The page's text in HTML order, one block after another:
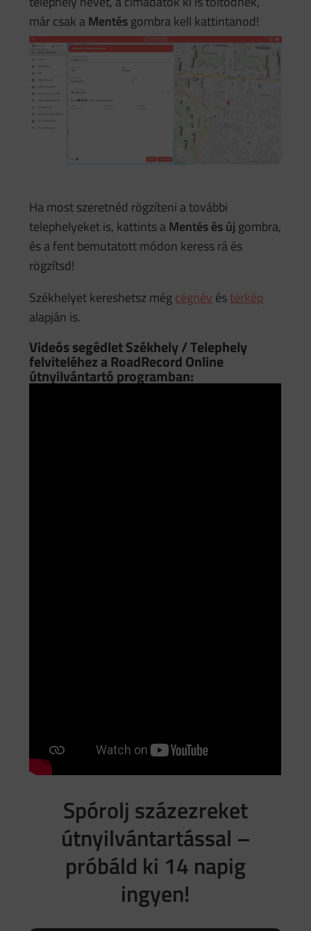
már csak aMentésgombra kell kattintanod!
Ha most szeretnéd rögzíteni a további
telephelyeket is, kattints aMentés és új gombra,
és a fent bemutatott módon keress rá és
rögzítsd!
Székhelyet kereshetsz mégcégnév éstérkép
alapján is.
Videós segédlet Székhely / Telephely
felviteléhez a RoadRecord Online
útnyilvántartó programban:
Spórolj százezreket
útnyilvántartással –
próbáld ki 14 napig
ingyen!